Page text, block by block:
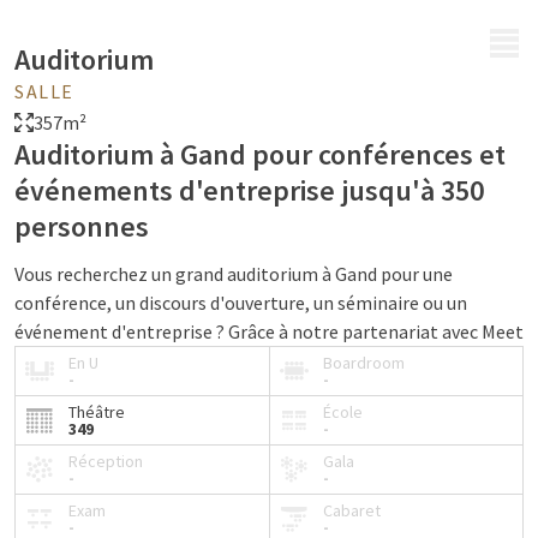
Auditorium
SALLE
357m²
Auditorium à Gand pour conférences et
événements d'entreprise jusqu'à 350
personnes
Vous recherchez un grand auditorium à Gand pour une
conférence, un discours d'ouverture, un séminaire ou un
événement d'entreprise ? Grâce à notre partenariat avec Meet
District, l'hôtel Van der Valk Ghent propose un espace de
conférence professionnel pouvant accueillir de 100 à 350
personnes.
L'auditorium est situé à quelques pas de l'hôtel et forme un
concept global avec l'hôtel Van der Valk Ghent. Nous prenons
en charge l'accueil, les pauses café, le déjeuner, le dîner et
En U
-
Boardroom
-
Théâtre
349
École
-
Réception
-
Gala
-
Exam
-
Cabaret
-